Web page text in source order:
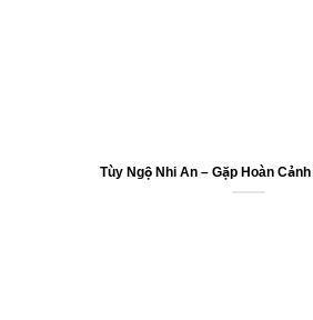
Tùy Ngộ Nhi An – Gặp Hoàn